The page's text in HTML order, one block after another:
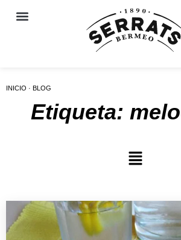
INICIO · BLOG
Etiqueta: